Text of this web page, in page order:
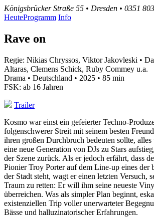
Königsbrücker Straße 55 • Dresden • 0351
HeuteProgramm Info
Rave on
Regie: Nikias Chryssos, Viktor Jakovleski •
Altaras, Clemens Schick, Ruby Commey u.a.
Drama • Deutschland • 2025 • 85 min
FSK: ab 16 Jahren
Trailer
Kosmo war einst ein gefeierter Techno-
folgenschwerer Streit mit seinem besten
ihren großen Durchbruch bedeuten sollte, alles
eine neue Generation von DJs zu Stars
der Szene zurück. Als er jedoch erfährt, dass
Pionier Troy Porter auf dem Line-up eines der
der Stadt steht, wagt er einen letzten Versuch,
Traum zu retten: Er will ihm seine neueste
überreichen. Was als simpler Plan beginnt,
existenziellen Trip voller unerwarteter
Bässe und halluzinatorischer Erfahrungen.